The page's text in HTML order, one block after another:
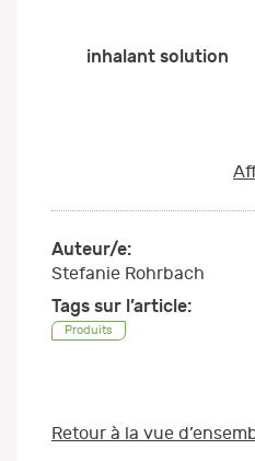
inhalant solution
Auteur/e:
Stefanie Rohrbach
Tags sur l’article:
Produits
Retour à la vue